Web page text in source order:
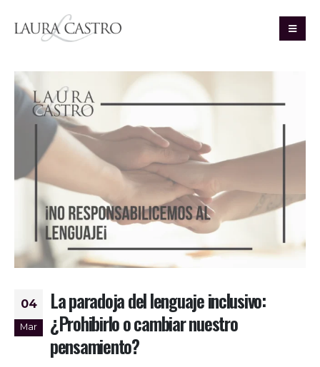
04
Mar
La paradoja del lenguaje inclusivo:
¿Prohibirlo o cambiar nuestro
pensamiento?